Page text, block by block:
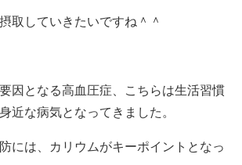
取していきたいですね＾＾
因となる高血圧症、こちらは生活習慣
近な病気となってきました。
には、カリウムがキーポイントとなっ